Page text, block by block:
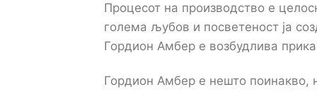
Процесот на производство е
голема љубов и посветеност ја
Гордион Амбер е возбудлива
Гордион Амбер е нешто поинакво,